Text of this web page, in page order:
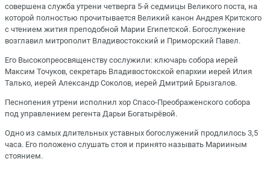
совершена служба утрени четверга 5-й седмицы Великого поста, на
которой полностью прочитывается Великий канон Андрея Критского
с чтением жития преподобной Марии Египетской. Богослужение
возглавил митрополит Владивостокский и Приморский Павел.
Его Высокопреосвященству сослужили: ключарь собора иерей
Максим Точуков, секретарь Владивостокской епархии иерей Илия
Талько, иерей Александр Соколов, иерей Дмитрий Брызгалов.
Песнопения утрени исполнил хор Спасо-Преображенского собора
под управлением регента Дарьи Богатырёвой.
Одно из самых длительных уставных богослужений продлилось 3,5
часа. Его положено слушать стоя и принято называть Марииным
стоянием.